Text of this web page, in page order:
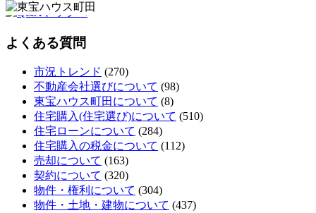
よくある質問
市況トレンド (270)
不動産会社選びについて (98)
東宝ハウス町田について (8)
住宅購入(住宅選び)について (510)
住宅ローンについて (284)
住宅購入の税金について (112)
売却について (163)
契約について (320)
物件・権利について (304)
物件・土地・建物について (437)